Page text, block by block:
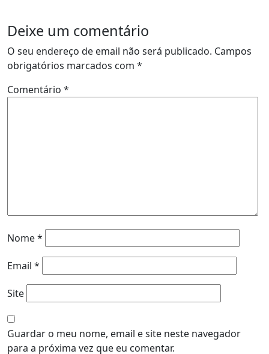
Deixe um comentário
O seu endereço de email não será publicado. Campos
obrigatórios marcados com *
Comentário *
Nome*
Email *
Site
Guardar o meu nome, email e site neste navegador
para a próxima vez que eu comentar.